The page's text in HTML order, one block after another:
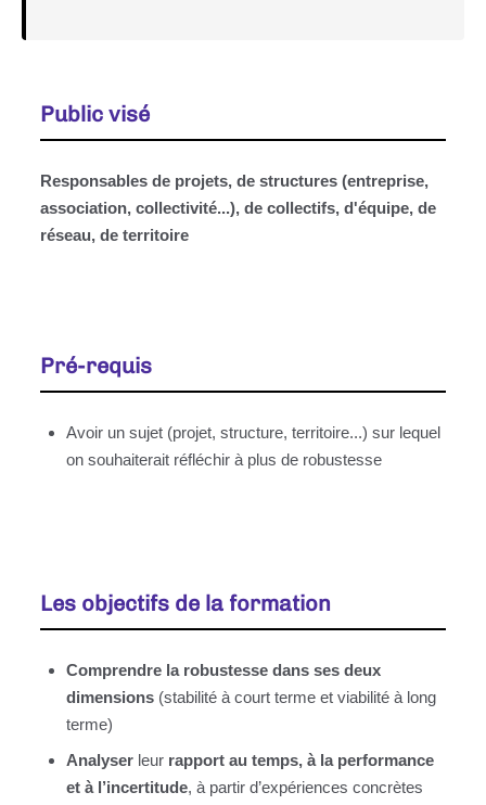
Public visé
Responsables de projets, de structures (entreprise,
association, collectivité...), de collectifs, d'équipe, de
réseau, de territoire
Pré-requis
Avoir un sujet (projet, structure, territoire...) sur lequel
on souhaiterait réfléchir à plus de robustesse
Les objectifs de la formation
Comprendre la robustesse dans ses deux
dimensions (stabilité à court terme et viabilité à long
terme)
Analyser leur rapport au temps, à la performance
et à l’incertitude, à partir d’expériences concrètes